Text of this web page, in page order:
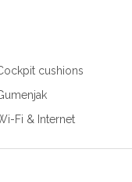
cushions
Fi & Internet